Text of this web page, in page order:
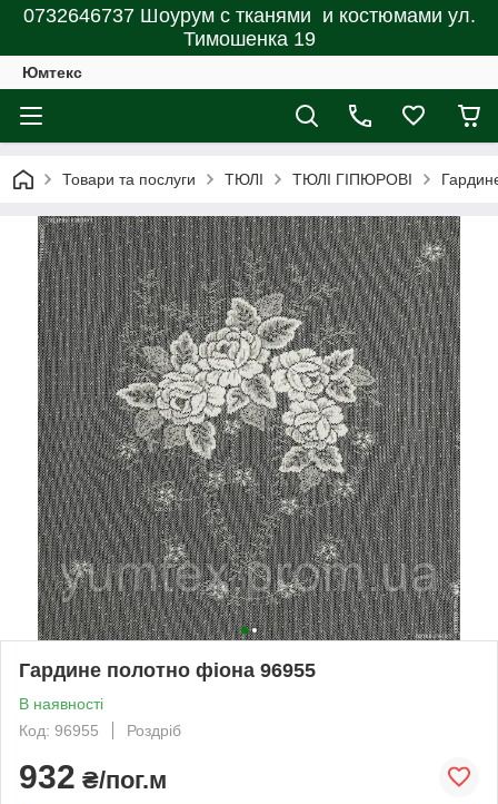
0732646737 Шоурум с тканями и костюмами ул.
Тимошенка 19
Юмтекс
Товари та послуги ТЮЛІ ТЮЛІ ГІПЮРОВІ
Гардине полотно фіона 96955
В наявності
Код: 96955
Роздріб
932 ₴/пог.м